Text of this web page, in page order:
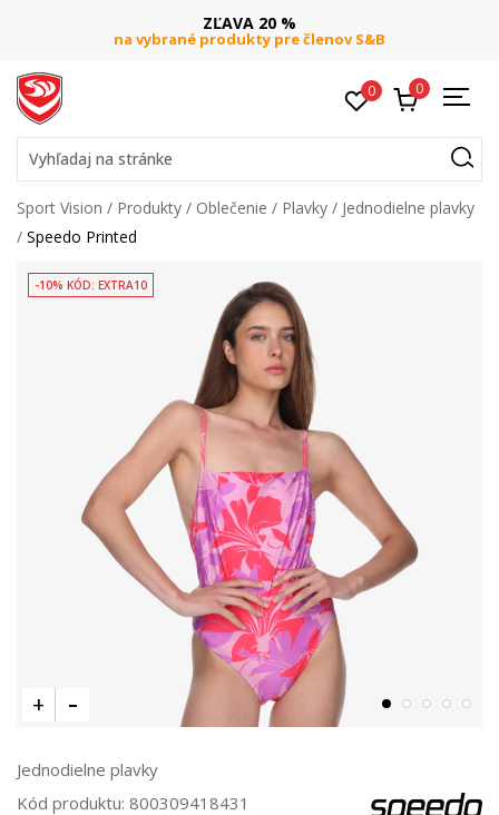
ZĽAVA 20 %
na vybrané produkty pre členov S&B
0 0
Vyhľadaj na stránke
Sport Vision Produkty Oblečenie Plavky
Jednodielne plavky
Speedo Printed
-10% KÓD: EXTRA10
Jednodielne plavky
Kód produktu: 800309418431